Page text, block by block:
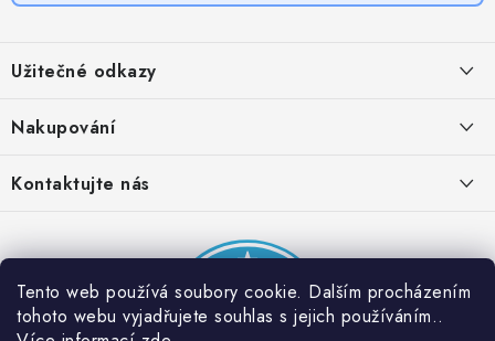
Tento web používá soubory cookie. Dalším procházením
tohoto webu vyjadřujete souhlas s jejich používáním..
p
a
Užitečné odkazy
Obchodní podmínky
Provizní systém
Partner stránek: Super plecháček
Nakupování
Časté otázky
Podmínky akce 2 + 1 zdarma
Kontaktujte nás